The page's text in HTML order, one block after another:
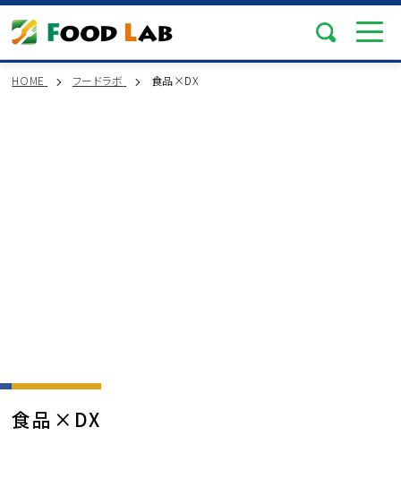
HOME フードラボ 食品×DX
食品×DX